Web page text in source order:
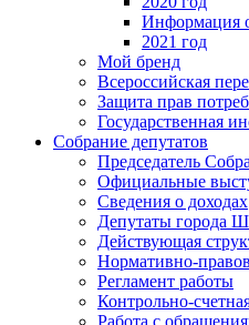
Информация
2021 год
Мой бренд
Всероссийская
Защита прав
Государственная
Собрание депутатов
Председатель
Официальные
Сведения о доходах
Депутаты города
Действующая
Нормативно-
Регламент работы
Контрольно-
Работа с